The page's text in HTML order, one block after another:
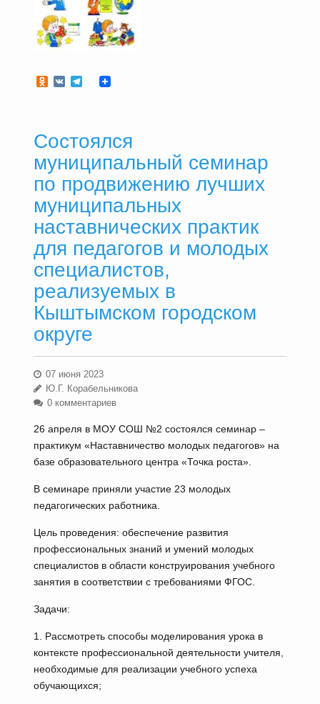
Odnoklassniki
VKTelegram
Состоялся
муниципальный семинар
по продвижению лучших
муниципальных
наставнических практик
для педагогов и молодых
специалистов,
реализуемых в
Кыштымском городском
округе
07 июня 2023
Ю.Г. Корабельникова
0 комментариев
26 апреля в МОУ СОШ №2 состоялся семинар –
практикум «Наставничество молодых педагогов» на
базе образовательного центра «Точка роста».
В семинаре приняли участие 23 молодых
педагогических работника.
Цель проведения: обеспечение развития
профессиональных знаний и умений молодых
специалистов в области конструирования учебного
занятия в соответствии с требованиями ФГОС.
Задачи:
1. Рассмотреть способы моделирования урока в
контексте профессиональной деятельности учителя,
необходимые для реализации учебного успеха
обучающихся;